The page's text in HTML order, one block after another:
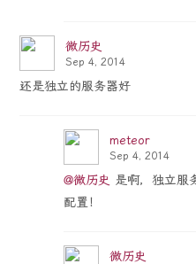
微历史
Sep 4, 2014
还是独立的服务器好
meteor
Sep 4, 2014
@微历史
是啊，独立服
配置！
微历史